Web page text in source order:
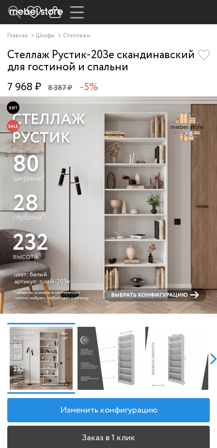
Главная Шкафы Стеллажи
Стеллаж Рустик-203e скандинавский
для гостиной и спальни
7 968 ₽ 8 387 ₽ -5%
Изменить конфигурацию
Заказ в 1 клик